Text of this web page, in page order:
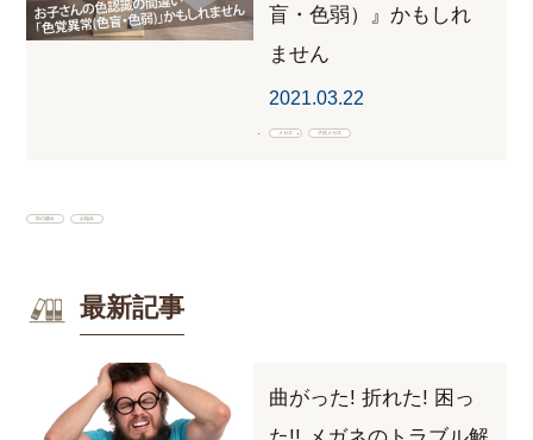
盲・色弱）』かもしれ
ません
2021.03.22
メガネ 子供メガネ
目の疲れ お悩み
最新記事
曲がった! 折れた! 困っ